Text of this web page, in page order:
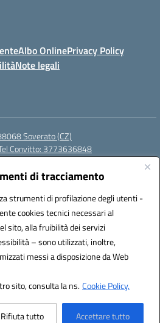
di tracciamento
strumenti di profilazione degli utenti -
cookies tecnici necessari al
sito, alla fruibilità dei servizi
– sono utilizzati, inoltre,
messi a disposizione da Web
sito, consulta la ns.Cookie Policy.
Rifiuta tutto Accettare tutto
Albo OnlinePrivacy Policy
Note legali
Soverato (CZ)
Convitto: 3773636848
czrh04000q@pec.istruzione.it
(IPA): istsc_czrh04000q
UF9M13
by 3D Solution S.r.l.
by Designers Italia